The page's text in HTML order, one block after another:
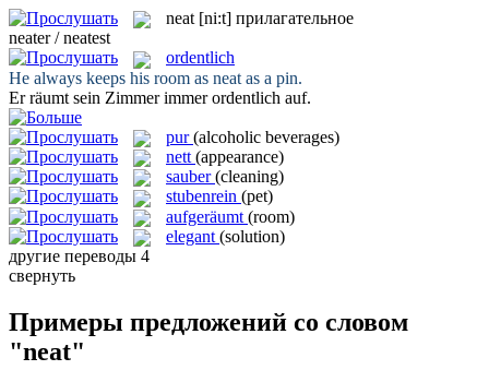
neat [ni:t] прилагательное
neater / neatest
ordentlich
He always keeps his room as neat as a pin.
Er räumt sein Zimmer immerordentlich auf.
pur (alcoholic beverages)
nett (appearance)
sauber (cleaning)
stubenrein (pet)
aufgeräumt (room)
elegant (solution)
другие переводы 4
свернуть
Примеры предложений со словом
"neat"